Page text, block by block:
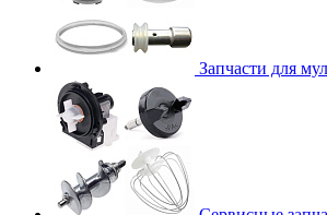
Запчасти для